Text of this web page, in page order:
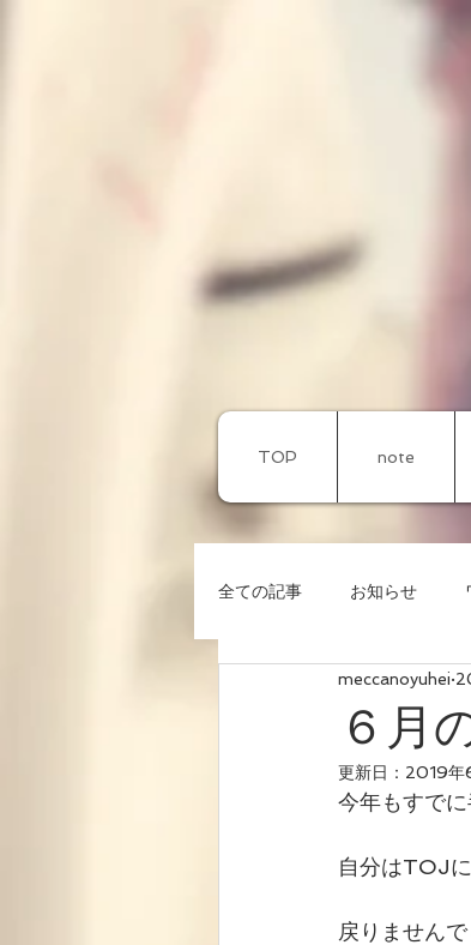
TOP note
全ての記事 お知らせ
キャンペーン
６月
meccanoyuhei
更新日： 2019年
今年もすで
自分はTOJ
戻りません